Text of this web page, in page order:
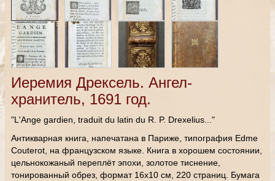
Иеремия Дрексель. Ангел-
хранитель, 1691 год.
"L'Ange gardien, traduit du latin du R. P. Drexelius..."
Антикварная книга, напечатана в Париже, типография Edme
Couterot, на французском языке. Книга в хорошем состоянии,
цельнокожаный переплёт эпохи, золотое тиснение,
тонированный обрез, формат 16х10 см, 220 страниц. Бумага